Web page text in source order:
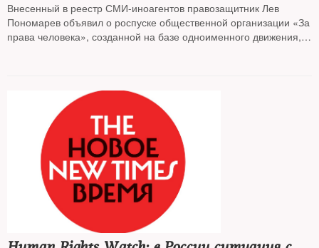
Внесенный в реестр СМИ-иноагентов правозащитник Лев
Пономарев объявил о роспуске общественной организации «За
права человека», созданной на базе одноименного движения,